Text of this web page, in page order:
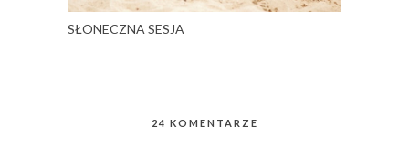
SŁONECZNA SESJA
24 KOMENTARZE